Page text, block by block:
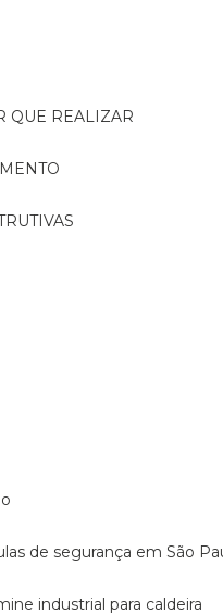
QUE REALIZAR
de segurança em São
industrial para caldeira